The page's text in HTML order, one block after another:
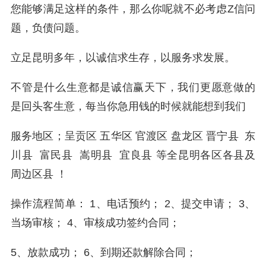
您能够满足这样的条件，那么你呢就不必考虑Z信问
题，负债问题。
立足昆明多年，以诚信求生存，以服务求发展。
不管是什么生意都是诚信赢天下，我们更愿意做的
是回头客生意，每当你急用钱的时候就能想到我们
服务地区；呈贡区 五华区 官渡区 盘龙区 晋宁县 东
川县 富民县 嵩明县 宜良县 等全昆明各区各县及
周边区县 ！
操作流程简单： 1、电话预约； 2、提交申请； 3、
当场审核； 4、审核成功签约合同；
5、放款成功； 6、到期还款解除合同；